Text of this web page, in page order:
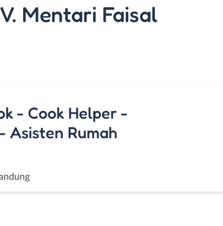
Mentari Faisal
- Cook Helper -
Asisten Rumah